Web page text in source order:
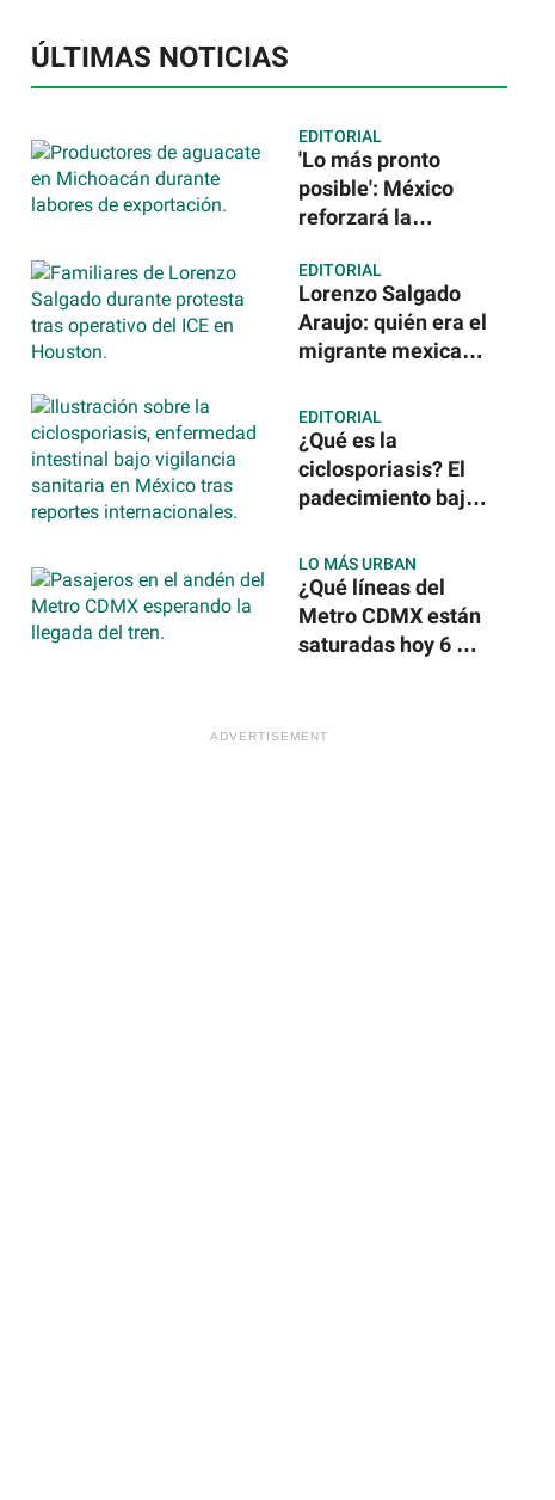
ÚLTIMAS NOTICIAS
EDITORIAL
'Lo más pronto
posible': México
reforzará la
reanudar
exportación de
aguacate
EDITORIAL
Lorenzo Salgado
Araujo: quién era el
migrante mexicano
del ICE
EDITORIAL
¿Qué es la
ciclosporiasis? El
padecimiento bajo
en México tras
reportes
internacionales
LO MÁS URBAN
¿Qué líneas del
Metro CDMX están
saturadas hoy 6 de